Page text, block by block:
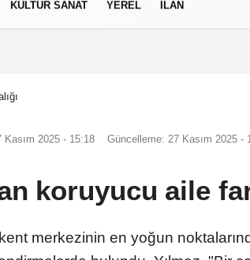
KÜLTÜR SANAT YEREL İLAN
Kasım 2025 - 15:18 Güncelleme: 27 Kasım 2025 -
koruyucu aile
merkezinin en yoğun